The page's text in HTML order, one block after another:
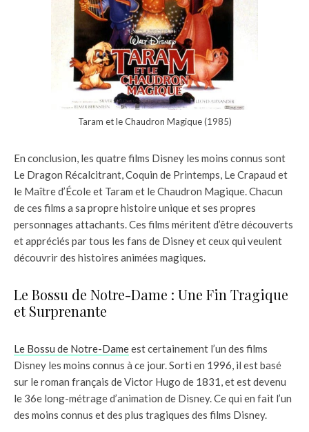
Taram et le Chaudron Magique (1985)
En conclusion, les quatre films Disney les moins connus sont
Le Dragon Récalcitrant, Coquin de Printemps, Le Crapaud et
le Maître d’École et Taram et le Chaudron Magique. Chacun
de ces films a sa propre histoire unique et ses propres
personnages attachants. Ces films méritent d’être découverts
et appréciés par tous les fans de Disney et ceux qui veulent
découvrir des histoires animées magiques.
Le Bossu de Notre-Dame : Une Fin Tragique
et Surprenante
Le Bossu de Notre-Dameest certainement l’un des films
Disney les moins connus à ce jour. Sorti en 1996, il est basé
sur le roman français de Victor Hugo de 1831, et est devenu
le 36e long-métrage d’animation de Disney. Ce qui en fait l’un
des moins connus et des plus tragiques des films Disney.